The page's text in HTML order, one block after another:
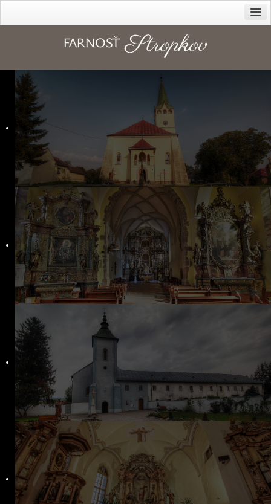
Dekanát
História farnosti
Kanonická vizitácia z r. 1816
Duchovné povolania
Správcovia farnosti
Kapláni
Rehoľníci
Rodáci
Kostoly
Sanktuárium
Filiálky
Kláštorný kostol Stropkov
Baňa
Chotča
Kalvária
CZŠ sv. Petra a Pavla
Komunitné centrum
Dom detí Božieho milosrdenstva
Zmluvy
Ochrana osobných údajov
Aktuality